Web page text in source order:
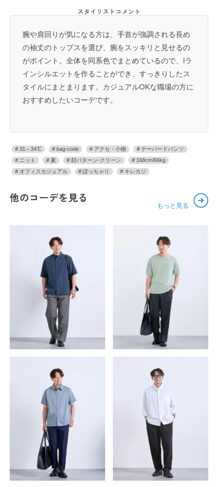
スタイリストコメント
腕や肩回りが気になる方は、手首が強調される長め
の袖丈のトップスを選び、腕をスッキリと見せるの
がポイント。全体を同系色でまとめているので、Iラ
インシルエットを作ることができ、すっきりしたス
タイルにまとまります。カジュアルOKな職場の方に
おすすめしたいコーデです。
31～34℃ bag-code アクセ・小物
テーパードパンツ
ニット
夏 顔パターン-クリーン
168cm/66kg
オフィスカジュアル
ぽっちゃり キレカジ
他のコーデを見る
もっと見る